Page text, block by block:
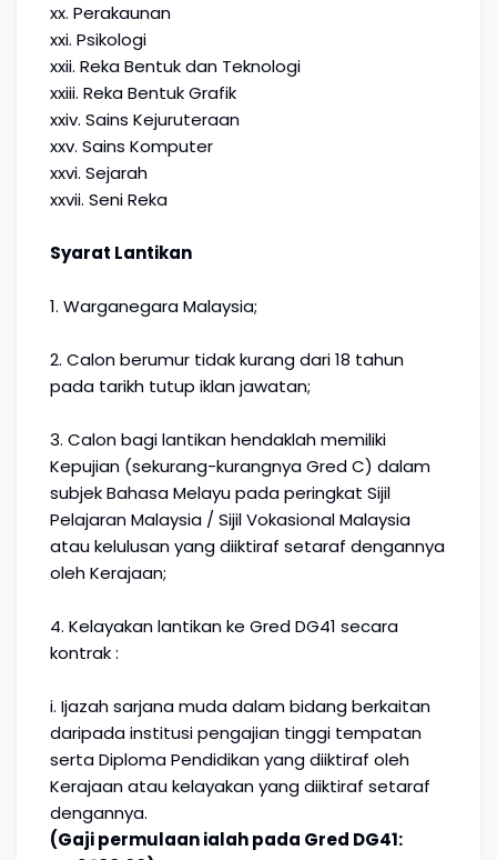
xx. Perakaunan
xxi. Psikologi
xxii. Reka Bentuk dan Teknologi
xxiii. Reka Bentuk Grafik
xxiv. Sains Kejuruteraan
xxv. Sains Komputer
xxvi. Sejarah
xxvii. Seni Reka
Syarat Lantikan
1. Warganegara Malaysia;
2. Calon berumur tidak kurang dari 18 tahun
pada tarikh tutup iklan jawatan;
3. Calon bagi lantikan hendaklah memiliki
Kepujian (sekurang-kurangnya Gred C) dalam
subjek Bahasa Melayu pada peringkat Sijil
Pelajaran Malaysia / Sijil Vokasional Malaysia
atau kelulusan yang diiktiraf setaraf dengannya
oleh Kerajaan;
4. Kelayakan lantikan ke Gred DG41 secara
kontrak :
i. Ijazah sarjana muda dalam bidang berkaitan
daripada institusi pengajian tinggi tempatan
serta Diploma Pendidikan yang diiktiraf oleh
Kerajaan atau kelayakan yang diiktiraf setaraf
dengannya.
(Gaji permulaan ialah pada Gred DG41: